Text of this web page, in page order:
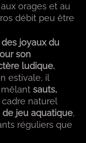
orages et au
débit peu être
des joyaux du
son
ludique.
estivale, il
sauts,
naturel
de jeu aquatique,
réguliers que